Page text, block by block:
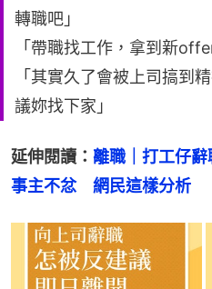
轉職吧」
「帶職找工作，拿到新
「其實久了會被上司搞到
議妳找下家」
延伸閱讀： 離職｜打工仔
事主不忿　網民這樣分析